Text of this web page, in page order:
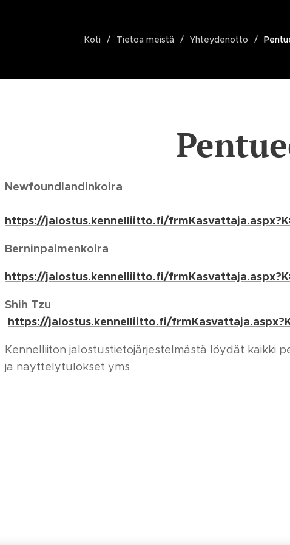
Koti Tietoa meistä Yhteydenotto
Newfoundlandinkoira
https://jalostus.kennelliitto.fi/
Berninpaimenkoira
https://jalostus.kennelliitto.fi/
Shih Tzu
https://jalostus.kennelliitto.fi/
Kennelliiton jalostustietojärjestelmästä löydät kaikki
ja näyttelytulokset yms